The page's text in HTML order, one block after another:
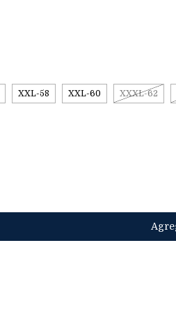
XXL-58 XXL-60 XXXL-62